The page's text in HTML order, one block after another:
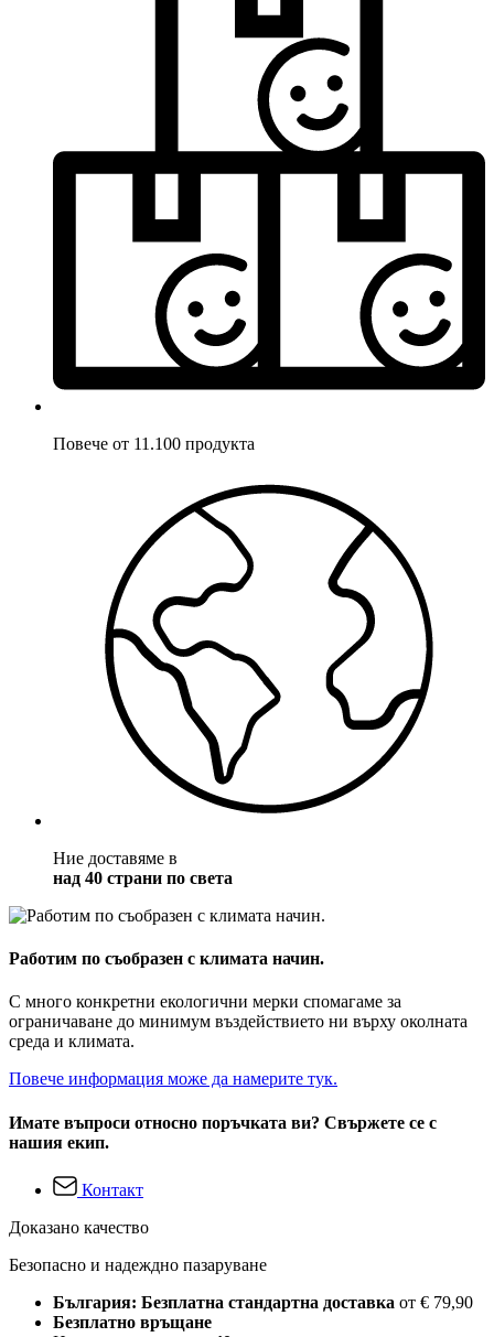
Повече от 11.100 продукта
Ние доставяме в
над 40 страни по света
Работим по съобразен с климата начин.
С много конкретни екологични мерки спомагаме за
ограничаване до минимум въздействието ни върху околната
среда и климата.
Повече информация може да намерите тук.
Имате въпроси относно поръчката ви? Свържете се с
нашия екип.
Контакт
Доказано качество
Безопасно и надеждно пазаруване
България: Безплатна стандартна доставка от € 79,90
Безплатно връщане